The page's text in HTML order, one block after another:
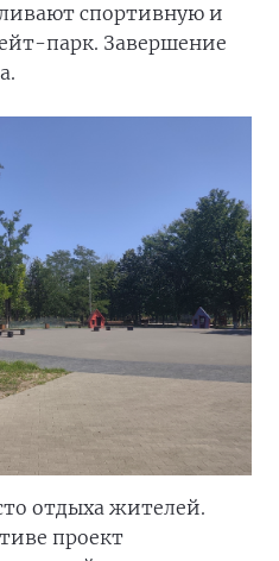
спортивную и
парк. Завершение
отдыха жителей.
проект